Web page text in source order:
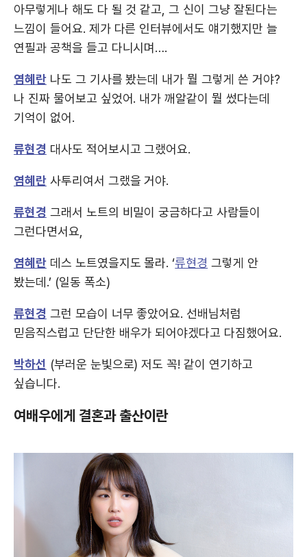
아무렇게나 해도 다 될 것 같고, 그 신이 그냥 잘된다는
느낌이 들어요. 제가 다른 인터뷰에서도 얘기했지만 늘
연필과 공책을 들고 다니시며….
염혜란나도 그 기사를 봤는데 내가 뭘 그렇게 쓴 거야?
나 진짜 물어보고 싶었어. 내가 깨알같이 뭘 썼다는데
기억이 없어.
류현경 대사도 적어보시고 그랬어요.
염혜란사투리여서 그랬을 거야.
류현경 그래서 노트의 비밀이 궁금하다고 사람들이
그런다면서요,
염혜란데스 노트였을지도 몰라. ‘류현경 그렇게 안
봤는데.’ (일동 폭소)
류현경 그런 모습이 너무 좋았어요. 선배님처럼
믿음직스럽고 단단한 배우가 되어야겠다고 다짐했어요.
박하선 (부러운 눈빛으로) 저도 꼭! 같이 연기하고
싶습니다.
여배우에게 결혼과 출산이란